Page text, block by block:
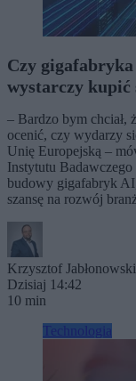
Czy gigafabryka
wystarczy kupić
– Bardzo bym chciał,
ocenić, czy wydarzy
Unię Europejską –
Instytutu
budowy gigafabryk
szansę na rozwój
Krzysztof Jabłonowski
Dzisiaj 14:42
10 min
Technologia